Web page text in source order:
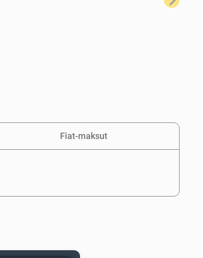
Seuraava
Fiat-maksut